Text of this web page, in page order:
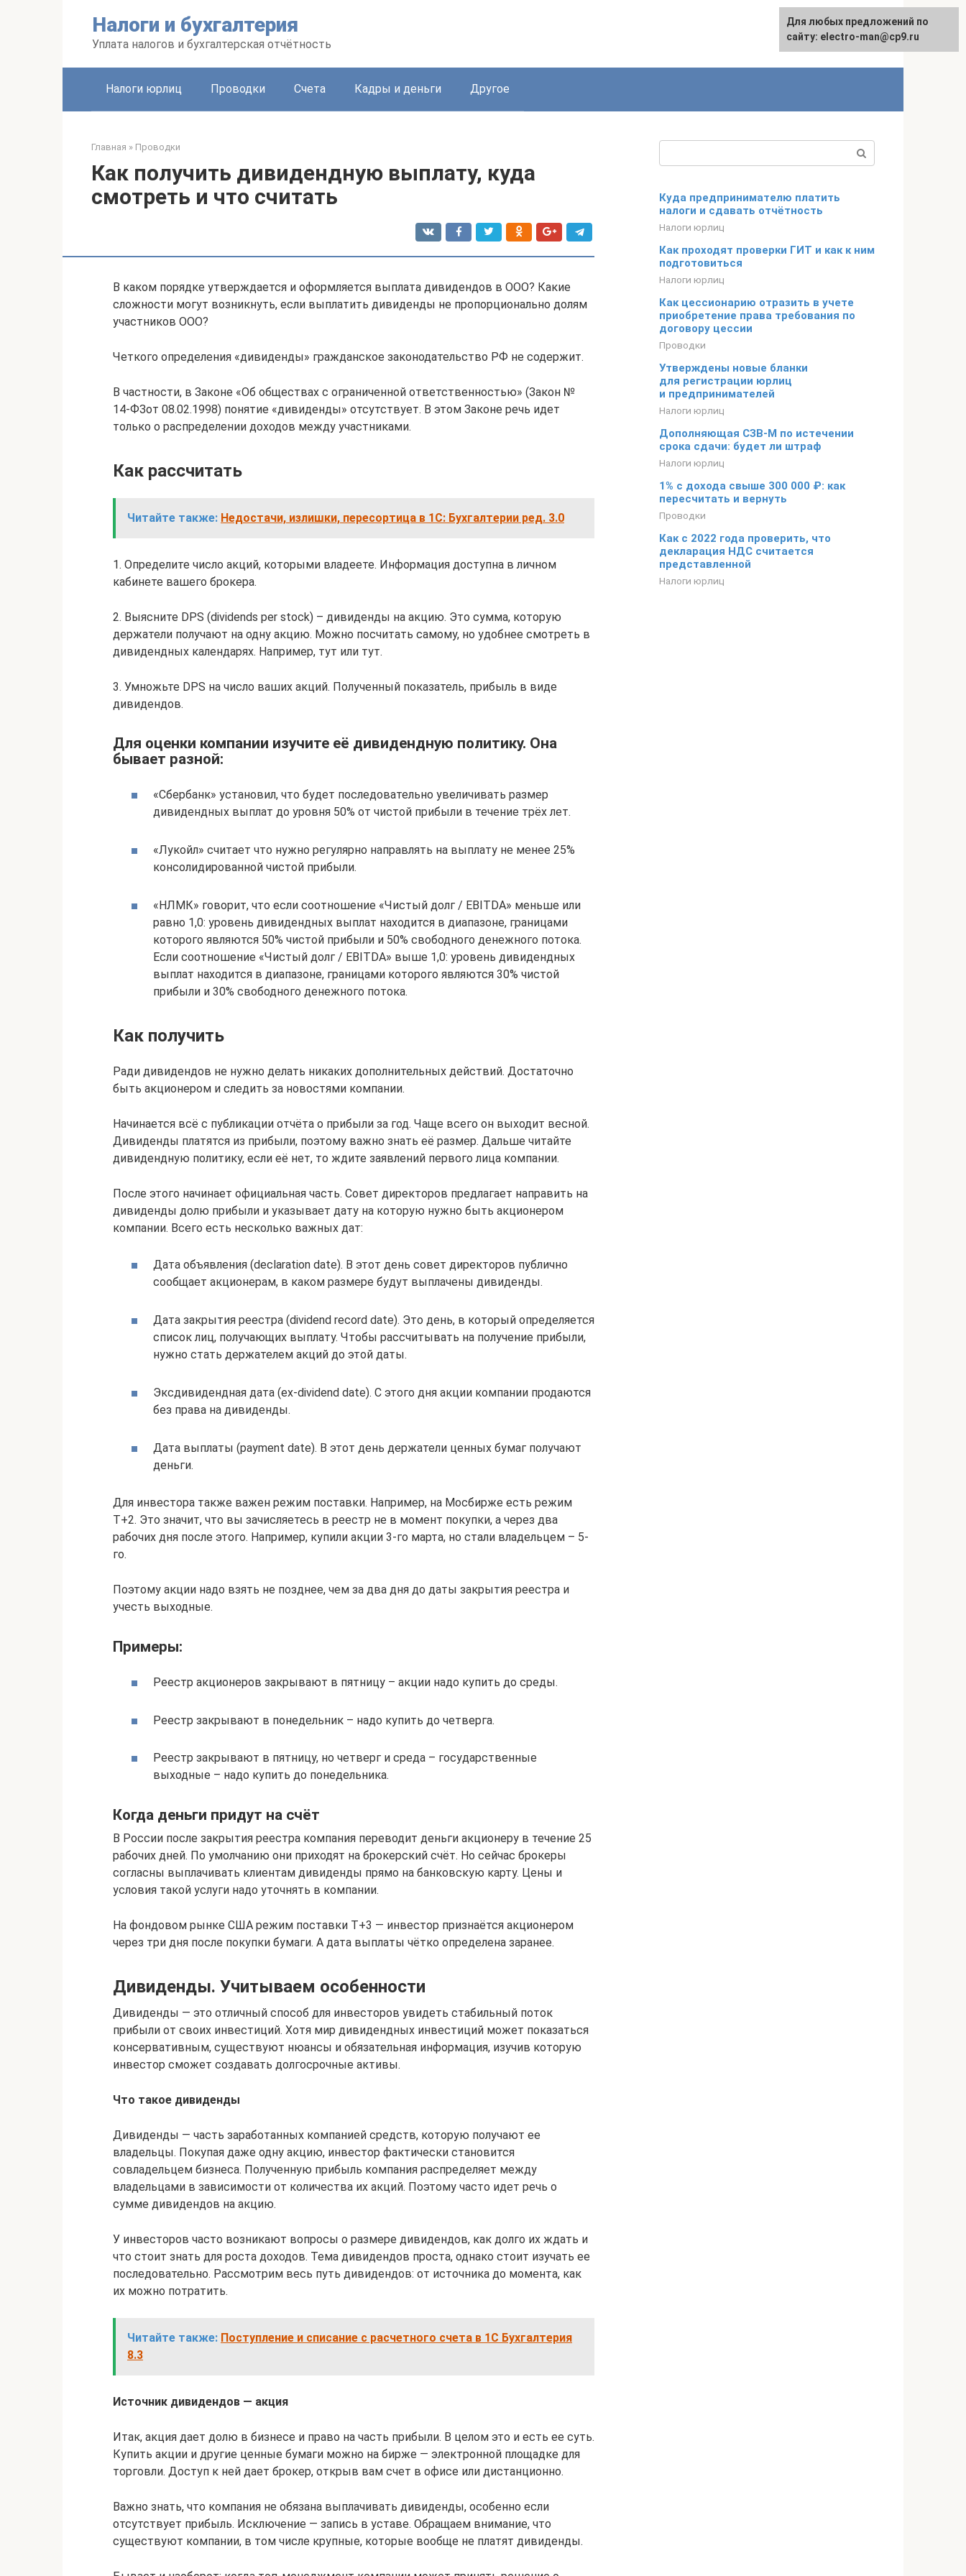
Налоги и бухгалтерия
Уплата налогов и бухгалтерская отчётность
Налоги юрлиц Проводки Счета Кадры и деньги Другое
Главная » Проводки
Как получить дивидендную выплату, куда
смотреть и что считать
В каком порядке утверждается и оформляется выплата дивидендов в ООО? Какие
сложности могут возникнуть, если выплатить дивиденды не пропорционально долям
участников ООО?
Четкого определения «дивиденды» гражданское законодательство РФ не содержит.
В частности, в Законе «Об обществах с ограниченной ответственностью» (Закон №
14-ФЗот 08.02.1998) понятие «дивиденды» отсутствует. В этом Законе речь идет
только о распределении доходов между участниками.
Как рассчитать
Читайте также: Недостачи, излишки, пересортица в 1С: Бухгалтерии ред. 3.0
1. Определите число акций, которыми владеете. Информация доступна в личном
кабинете вашего брокера.
2. Выясните DPS (dividends per stock) – дивиденды на акцию. Это сумма, которую
держатели получают на одну акцию. Можно посчитать самому, но удобнее смотреть в
дивидендных календарях. Например, тут или тут.
3. Умножьте DPS на число ваших акций. Полученный показатель, прибыль в виде
дивидендов.
Для оценки компании изучите её дивидендную политику. Она
бывает разной:
«Сбербанк» установил, что будет последовательно увеличивать размер
дивидендных выплат до уровня 50% от чистой прибыли в течение трёх лет.
«Лукойл» считает что нужно регулярно направлять на выплату не менее 25%
консолидированной чистой прибыли.
«НЛМК» говорит, что если соотношение «Чистый долг / EBITDA» меньше или
равно 1,0: уровень дивидендных выплат находится в диапазоне, границами
которого являются 50% чистой прибыли и 50% свободного денежного потока.
Если соотношение «Чистый долг / EBITDA» выше 1,0: уровень дивидендных
выплат находится в диапазоне, границами которого являются 30% чистой
прибыли и 30% свободного денежного потока.
Как получить
Ради дивидендов не нужно делать никаких дополнительных действий. Достаточно
быть акционером и следить за новостями компании.
Начинается всё с публикации отчёта о прибыли за год. Чаще всего он выходит весной.
Дивиденды платятся из прибыли, поэтому важно знать её размер. Дальше читайте
дивидендную политику, если её нет, то ждите заявлений первого лица компании.
После этого начинает официальная часть. Совет директоров предлагает направить на
дивиденды долю прибыли и указывает дату на которую нужно быть акционером
компании. Всего есть несколько важных дат:
Дата объявления (declaration date). В этот день совет директоров публично
сообщает акционерам, в каком размере будут выплачены дивиденды.
Дата закрытия реестра (dividend record date). Это день, в который определяется
список лиц, получающих выплату. Чтобы рассчитывать на получение прибыли,
нужно стать держателем акций до этой даты.
Эксдивидендная дата (ex-dividend date). С этого дня акции компании продаются
без права на дивиденды.
Дата выплаты (payment date). В этот день держатели ценных бумаг получают
деньги.
Для инвестора также важен режим поставки. Например, на Мосбирже есть режим
Т+2. Это значит, что вы зачисляетесь в реестр не в момент покупки, а через два
рабочих дня после этого. Например, купили акции 3-го марта, но стали владельцем – 5-
го.
Поэтому акции надо взять не позднее, чем за два дня до даты закрытия реестра и
учесть выходные.
Примеры:
Реестр акционеров закрывают в пятницу – акции надо купить до среды.
Реестр закрывают в понедельник – надо купить до четверга.
Реестр закрывают в пятницу, но четверг и среда – государственные
выходные – надо купить до понедельника.
Когда деньги придут на счёт
В России после закрытия реестра компания переводит деньги акционеру в течение 25
рабочих дней. По умолчанию они приходят на брокерский счёт. Но сейчас брокеры
согласны выплачивать клиентам дивиденды прямо на банковскую карту. Цены и
условия такой услуги надо уточнять в компании.
На фондовом рынке США режим поставки Т+3 — инвестор признаётся акционером
через три дня после покупки бумаги. А дата выплаты чётко определена заранее.
Дивиденды. Учитываем особенности
Дивиденды — это отличный способ для инвесторов увидеть стабильный поток
прибыли от своих инвестиций. Хотя мир дивидендных инвестиций может показаться
консервативным, существуют нюансы и обязательная информация, изучив которую
инвестор сможет создавать долгосрочные активы.
Что такое дивиденды
Дивиденды — часть заработанных компанией средств, которую получают ее
владельцы. Покупая даже одну акцию, инвестор фактически становится
совладельцем бизнеса. Полученную прибыль компания распределяет между
владельцами в зависимости от количества их акций. Поэтому часто идет речь о
сумме дивидендов на акцию.
У инвесторов часто возникают вопросы о размере дивидендов, как долго их ждать и
что стоит знать для роста доходов. Тема дивидендов проста, однако стоит изучать ее
последовательно. Рассмотрим весь путь дивидендов: от источника до момента, как
их можно потратить.
Читайте также: Поступление и списание с расчетного счета в 1С Бухгалтерия
8.3
Источник дивидендов — акция
Итак, акция дает долю в бизнесе и право на часть прибыли. В целом это и есть ее суть.
Купить акции и другие ценные бумаги можно на бирже — электронной площадке для
торговли. Доступ к ней дает брокер, открыв вам счет в офисе или дистанционно.
Важно знать, что компания не обязана выплачивать дивиденды, особенно если
отсутствует прибыль. Исключение — запись в уставе. Обращаем внимание, что
существуют компании, в том числе крупные, которые вообще не платят дивиденды.
Куда предпринимателю платить
налоги и сдавать отчётность
Налоги юрлиц
Как проходят проверки ГИТ и как к ним
подготовиться
Налоги юрлиц
Как цессионарию отразить в учете
приобретение права требования по
договору цессии
Проводки
Утверждены новые бланки
для регистрации юрлиц
и предпринимателей
Налоги юрлиц
Дополняющая СЗВ-М по истечении
срока сдачи: будет ли штраф
Налоги юрлиц
1% с дохода свыше 300 000 ₽: как
пересчитать и вернуть
Проводки
Как с 2022 года проверить, что
декларация НДС считается
представленной
Налоги юрлиц
Для любых предложений по
сайту: electro-man@cp9.ru